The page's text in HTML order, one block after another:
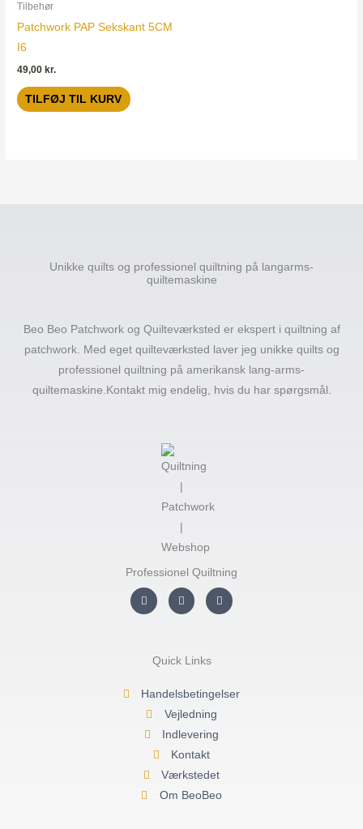
Tilbehør
Patchwork PAP Sekskant 5CM
I6
49,00 kr.
TILFØJ TIL KURV
Unikke quilts og professionel quiltning på langarms-
quiltemaskine
Beo Beo Patchwork og Quilteværksted er ekspert i quiltning af
patchwork. Med eget quilteværksted laver jeg unikke quilts og
professionel quiltning på amerikansk lang-arms-
quiltemaskine.Kontakt mig endelig, hvis du har spørgsmål.
Professionel Quiltning
I
n
s
F
a
c
o
k
Y
o
u
Quick Links
Handelsbetingelser
Vejledning
Indlevering
Kontakt
Værkstedet
Om BeoBeo